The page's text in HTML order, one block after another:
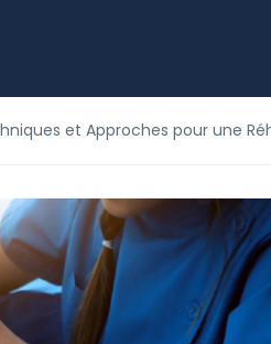
et Approches pour une